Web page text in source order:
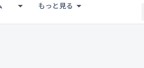
もっと見る